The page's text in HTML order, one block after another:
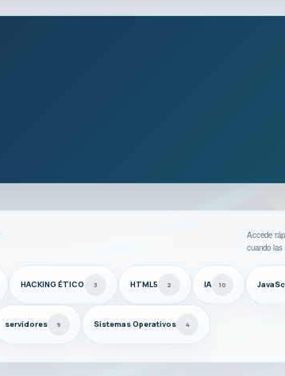
Accede
cuando las
HACKING ÉTICO 3 HTML5 2 IA 10
servidores 9 Sistemas Operativos 4